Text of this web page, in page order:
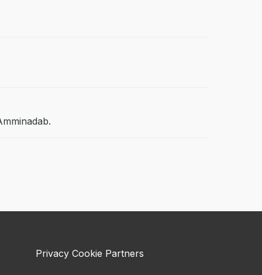
Privacy Cookie Partners